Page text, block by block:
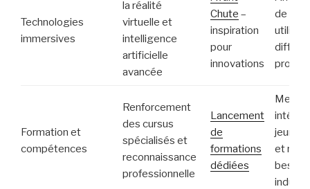
Technologies
immersives
la réalité
virtuelle et
intelligence
artificielle
avancée
Chute –
inspiration
pour
innovations
de
produit
Formation et
compétences
Renforcement
des cursus
spécialisés et
reconnaissance
professionnelle
Lancement
de
formations
dédiées
jeunes
et